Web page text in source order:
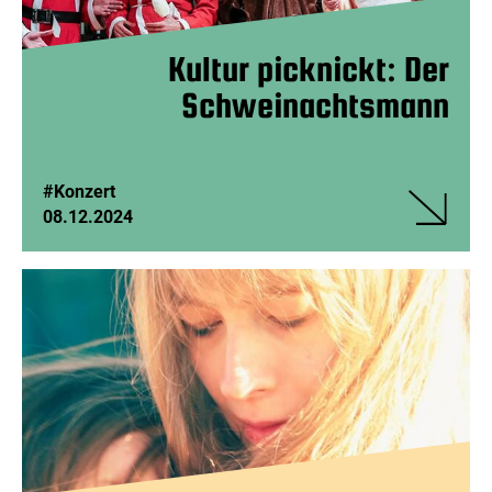
Kultur picknickt: Der
Schweinachtsmann
#Konzert
08.12.2024
Kultur
picknickt:
Der